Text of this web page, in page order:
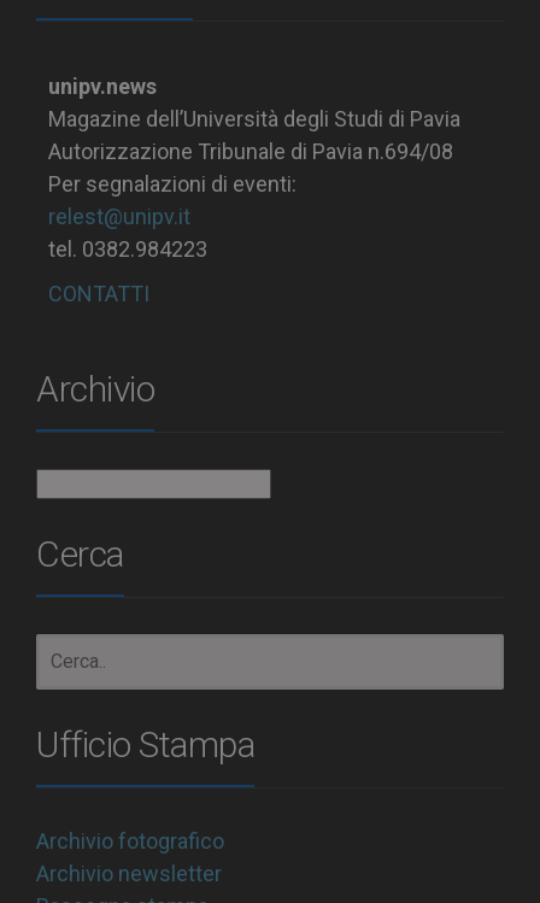
unipv.news
Magazine dell’Università degli Studi di Pavia
Autorizzazione Tribunale di Pavia n.694/08
Per segnalazioni di eventi:
relest@unipv.it
tel. 0382.984223
CONTATTI
Archivio
Cerca
Ufficio Stampa
Archivio fotografico
Archivio newsletter